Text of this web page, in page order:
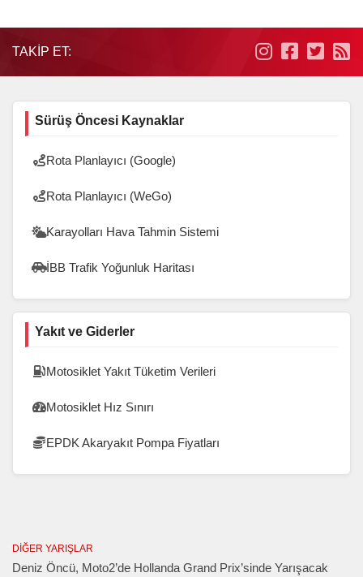
TAKIP ET:
Sürüş Öncesi Kaynaklar
Rota Planlayıcı (Google)
Rota Planlayıcı (WeGo)
Karayolları Hava Tahmin Sistemi
İBB Trafik Yoğunluk Haritası
Yakıt ve Giderler
Motosiklet Yakıt Tüketim Verileri
Motosiklet Hız Sınırı
EPDK Akaryakıt Pompa Fiyatları
DIĞER YARIŞLAR
Deniz Öncü, Moto2’de Hollanda Grand Prix’sinde Yarışacak